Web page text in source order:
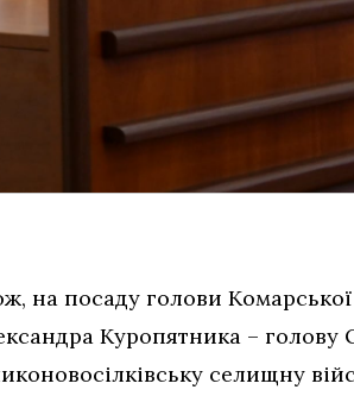
на посаду голови Комарської
Куропятника – голову
селищну